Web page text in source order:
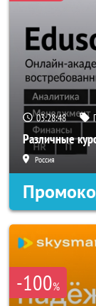
03:28:47
Различные
Россия
-100%